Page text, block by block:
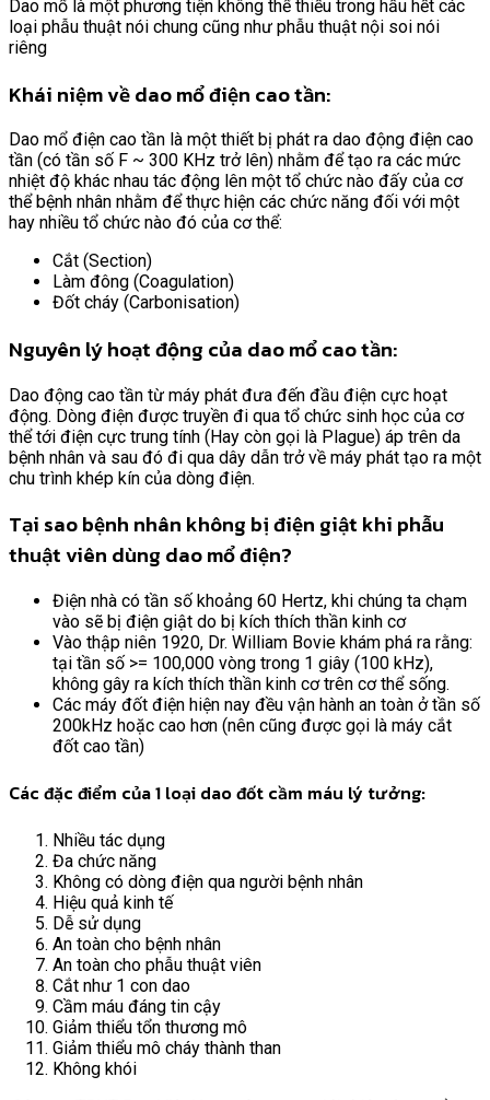
Dao mổ là một phương tiện không thể thiếu trong hầu hết các
loại phẫu thuật nói chung cũng như phẫu thuật nội soi nói
riêng
Khái niệm về dao mổ điện cao tần:
Dao mổ điện cao tần là một thiết bị phát ra dao động điện cao
tần (có tần số F ~ 300 KHz trở lên) nhằm để tạo ra các mức
nhiệt độ khác nhau tác động lên một tổ chức nào đấy của cơ
thể bệnh nhân nhằm để thực hiện các chức năng đối với một
hay nhiều tổ chức nào đó của cơ thể:
Cắt (Section)
Làm đông (Coagulation)
Đốt cháy (Carbonisation)
Nguyên lý hoạt động của dao mổ cao tần:
Dao động cao tần từ máy phát đưa đến đầu điện cực hoạt
động. Dòng điện được truyền đi qua tổ chức sinh học của cơ
thể tới điện cực trung tính (Hay còn gọi là Plague) áp trên da
bệnh nhân và sau đó đi qua dây dẫn trở về máy phát tạo ra một
chu trình khép kín của dòng điện.
Tại sao bệnh nhân không bị điện giật khi phẫu
thuật viên dùng dao mổ điện?
Điện nhà có tần số khoảng 60 Hertz, khi chúng ta chạm
vào sẽ bị điện giật do bị kích thích thần kinh cơ
Vào thập niên 1920, Dr. William Bovie khám phá ra rằng:
tại tần số >= 100,000 vòng trong 1 giây (100 kHz),
không gây ra kích thích thần kinh cơ trên cơ thể sống.
Các máy đốt điện hiện nay đều vận hành an toàn ở tần số
200kHz hoặc cao hơn (nên cũng được gọi là máy cắt
đốt cao tần)
Các đặc điểm của 1 loại dao đốt cầm máu lý tưởng:
Nhiều tác dụng
Đa chức năng
Không có dòng điện qua người bệnh nhân
Hiệu quả kinh tế
Dễ sử dụng
An toàn cho bệnh nhân
An toàn cho phẫu thuật viên
Cắt như 1 con dao
Cầm máu đáng tin cậy
Giảm thiểu tổn thương mô
Giảm thiểu mô cháy thành than
Không khói